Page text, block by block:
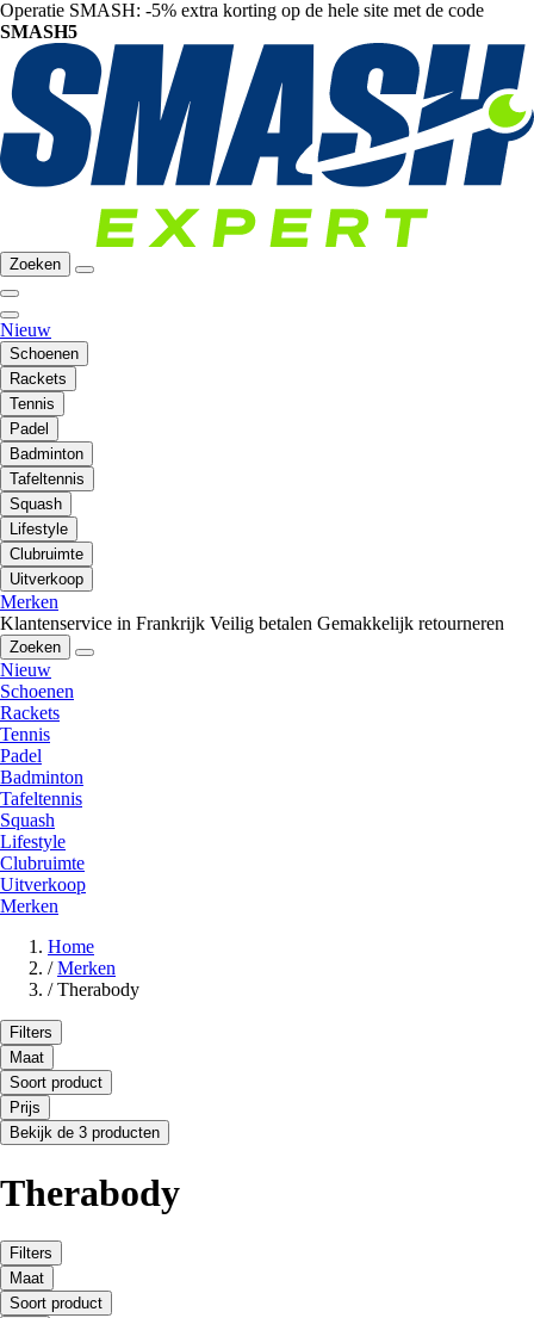
Operatie SMASH: -5% extra korting op de hele site met de code
SMASH5
Zoeken
Nieuw
Schoenen
Rackets
Tennis
Padel
Badminton
Tafeltennis
Squash
Lifestyle
Clubruimte
Uitverkoop
Merken
Klantenservice in Frankrijk Veilig betalen Gemakkelijk retourneren
Zoeken
Nieuw
Schoenen
Rackets
Tennis
Padel
Badminton
Tafeltennis
Squash
Lifestyle
Clubruimte
Uitverkoop
Merken
Home
/ Merken
/ Therabody
Filters
Maat
Soort product
Prijs
Bekijk de 3 producten
Therabody
Filters
Maat
Soort product